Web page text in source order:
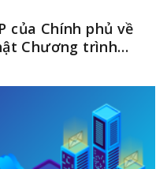
của Chính phủ về
Chương trình